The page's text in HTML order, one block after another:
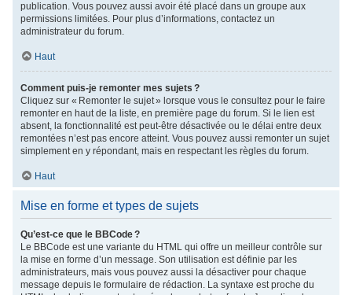
publication. Vous pouvez aussi avoir été placé dans un groupe aux
permissions limitées. Pour plus d’informations, contactez un
administrateur du forum.
Haut
Comment puis-je remonter mes sujets ?
Cliquez sur « Remonter le sujet » lorsque vous le consultez pour le faire
remonter en haut de la liste, en première page du forum. Si le lien est
absent, la fonctionnalité est peut-être désactivée ou le délai entre deux
remontées n’est pas encore atteint. Vous pouvez aussi remonter un sujet
simplement en y répondant, mais en respectant les règles du forum.
Haut
Mise en forme et types de sujets
Qu’est-ce que le BBCode ?
Le BBCode est une variante du HTML qui offre un meilleur contrôle sur
la mise en forme d’un message. Son utilisation est définie par les
administrateurs, mais vous pouvez aussi la désactiver pour chaque
message depuis le formulaire de rédaction. La syntaxe est proche du